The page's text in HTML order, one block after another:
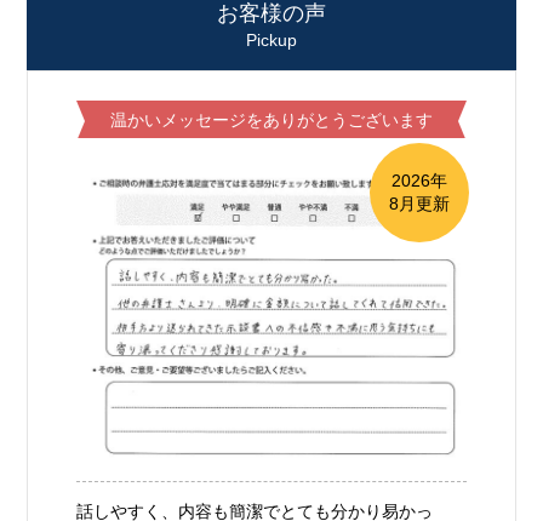
お客様の声
Pickup
温かいメッセージをありがとうございます
2026年
8月更新
話しやすく、内容も簡潔でとても分かり易かっ